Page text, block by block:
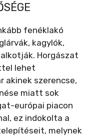
fenéklakó
kagylók,
Horgászat
lehet
akinek szerencse,
miatt sok
európai piacon
ez indokolta a
melynek